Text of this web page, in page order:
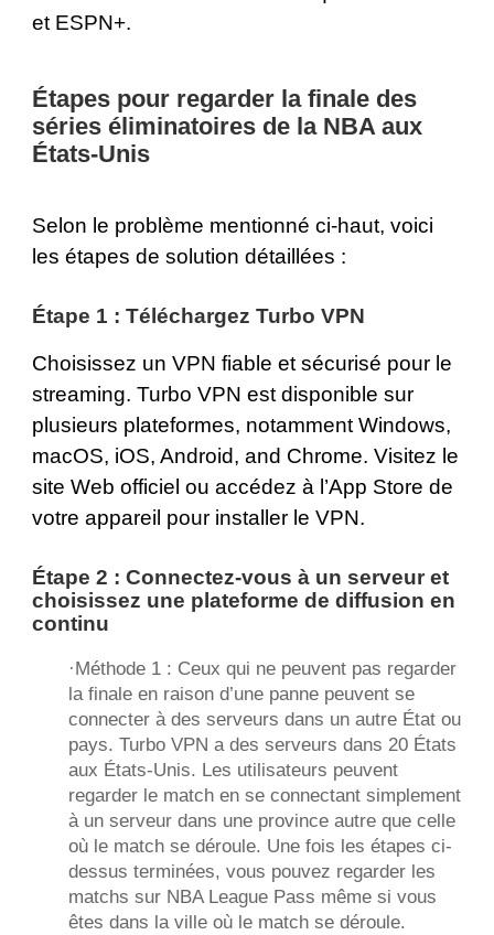
et ESPN+.
Étapes pour regarder la finale des
séries éliminatoires de la NBA aux
États-Unis
Selon le problème mentionné ci-haut, voici
les étapes de solution détaillées :
Étape 1 : Téléchargez Turbo VPN
Choisissez un VPN fiable et sécurisé pour le
streaming. Turbo VPN est disponible sur
plusieurs plateformes, notamment Windows,
macOS, iOS, Android, and Chrome. Visitez le
site Web officiel ou accédez à l’App Store de
votre appareil pour installer le VPN.
Étape 2 : Connectez-vous à un serveur et
choisissez une plateforme de diffusion en
continu
·Méthode 1 : Ceux qui ne peuvent pas regarder
la finale en raison d’une panne peuvent se
connecter à des serveurs dans un autre État ou
pays. Turbo VPN a des serveurs dans 20 États
aux États-Unis. Les utilisateurs peuvent
regarder le match en se connectant simplement
à un serveur dans une province autre que celle
où le match se déroule. Une fois les étapes ci-
dessus terminées, vous pouvez regarder les
matchs sur NBA League Pass même si vous
êtes dans la ville où le match se déroule.